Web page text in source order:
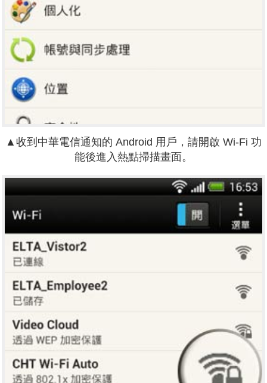
▲收到中華電信通知的 Android 用戶，請開啟 Wi-Fi 功
能後進入熱點掃描畫面。